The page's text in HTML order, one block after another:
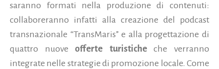
saranno formati nella produzione di contenuti:
collaboreranno infatti alla creazione del podcast
transnazionale “TransMaris” e alla progettazione di
quattro nuove offerte turisticheche verranno
integrate nelle strategie di promozione locale. Come